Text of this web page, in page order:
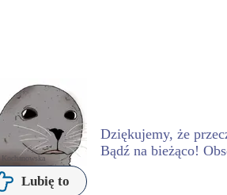
Lubię to
Dziękujemy, że
Bądź na bieżąco!
Kochanowska